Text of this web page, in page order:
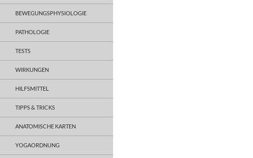
BEWEGUNGSPHYSIOLOGIE
PATHOLOGIE
TESTS
WIRKUNGEN
HILFSMITTEL
TIPPS & TRICKS
ANATOMISCHE KARTEN
YOGAORDNUNG